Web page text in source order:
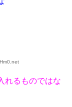
れるものではな